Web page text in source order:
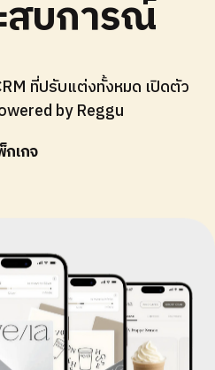
สบการณ์
ที่ปรับแต่งทั้งหมด เปิดตัว
by Reggu
เกจ